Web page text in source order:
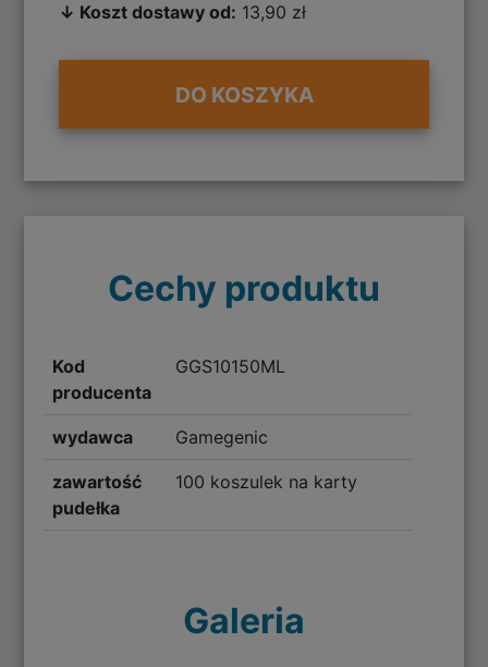
↓ Koszt dostawy od: 13,90 zł
DO KOSZYKA
Cechy produktu
Kod
producenta
GGS10150ML
wydawca Gamegenic
zawartość
pudełka
100 koszulek na karty
Galeria